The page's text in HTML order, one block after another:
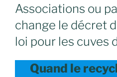
LE
Associations ou
change le décret
loi pour les cuves
Quand le